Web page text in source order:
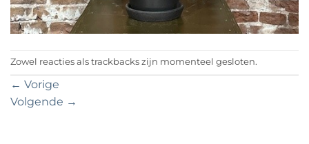
Zowel reacties als trackbacks zijn momenteel gesloten.
← Vorige
Volgende →